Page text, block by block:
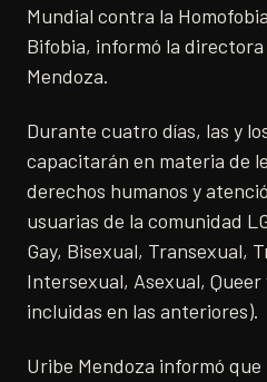
Mundial contra la
Bifobia, informó la
Mendoza.
Durante cuatro días, las y
capacitarán en materia de
derechos humanos y
usuarias de la comunidad
Gay, Bisexual, Transexual,
Intersexual, Asexual,
incluidas en las anteriores).
Uribe Mendoza informó